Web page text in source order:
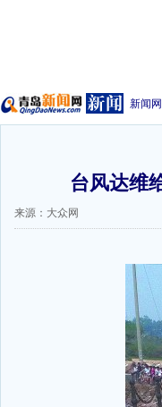
新闻
台风达维
来源：大众网